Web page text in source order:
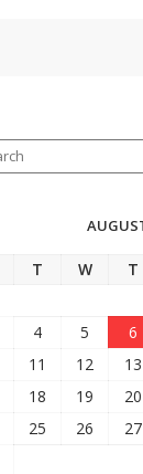
T W T
4 5 6
11 12 13
18 19 20
25 26 27